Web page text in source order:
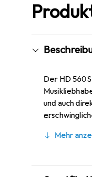
Der HD
und auch
undMehr